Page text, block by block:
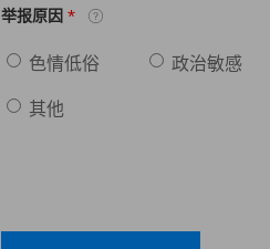
举报原因 *
色情低俗 政治敏感
其他